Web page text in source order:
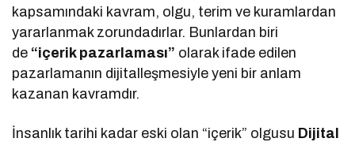
kapsamındaki kavram, olgu, terim ve kuramlardan
yararlanmak zorundadırlar. Bunlardan biri
de “içerik pazarlaması” olarak ifade edilen
pazarlamanın dijitalleşmesiyle yeni bir anlam
kazanan kavramdır.
İnsanlık tarihi kadar eski olan “içerik” olgusu Dijital